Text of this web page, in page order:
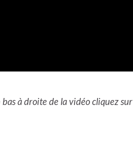
à droite de la vidéo cliquez sur